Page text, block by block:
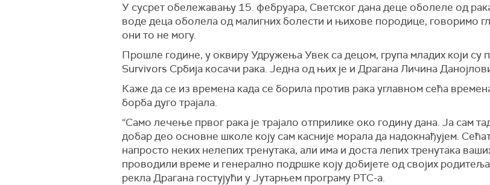
У сусрет обележавању 15. фебруара, Светског дана деце оболеле од
воде деца оболела од малигних болести и њихове породице, говоримо
они то не могу.
Прошле године, у оквиру Удружења Увек са децом, група младих који су
Survivors Србија косачи рака. Једна од њих је и Драгана Личина
Каже да се из времена када се борила против рака углавном сећа
борба дуго трајала.
“Само лечење првог рака је трајало отприлике око годину дана. Ја сам
добар део основне школе коју сам касније морала да надокнађујем.
напросто неких нелепих тренутака, али има и доста лепих тренутака
проводили време и генерално подршке коју добијете од својих родитеља
рекла Драгана гостујући у Јутарњем програму РТС-а.